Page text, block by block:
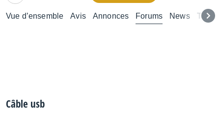
Vue d’ensemble Avis Annonces Forums News Test
Câble usb